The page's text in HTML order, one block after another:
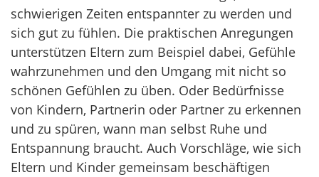
schwierigen Zeiten entspannter zu werden und
sich gut zu fühlen. Die praktischen Anregungen
unterstützen Eltern zum Beispiel dabei, Gefühle
wahrzunehmen und den Umgang mit nicht so
schönen Gefühlen zu üben. Oder Bedürfnisse
von Kindern, Partnerin oder Partner zu erkennen
und zu spüren, wann man selbst Ruhe und
Entspannung braucht. Auch Vorschläge, wie sich
Eltern und Kinder gemeinsam beschäftigen